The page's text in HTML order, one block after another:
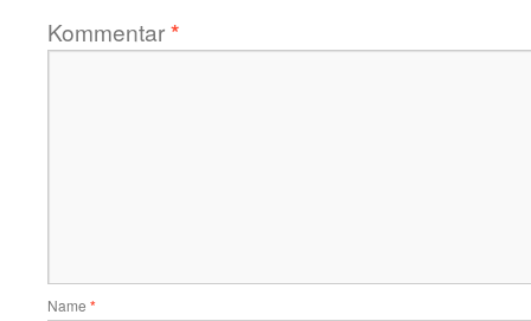
Kommentar*
Name *